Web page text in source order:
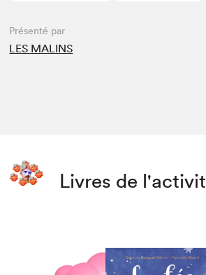
Présenté par
LES MALINS
Livres de